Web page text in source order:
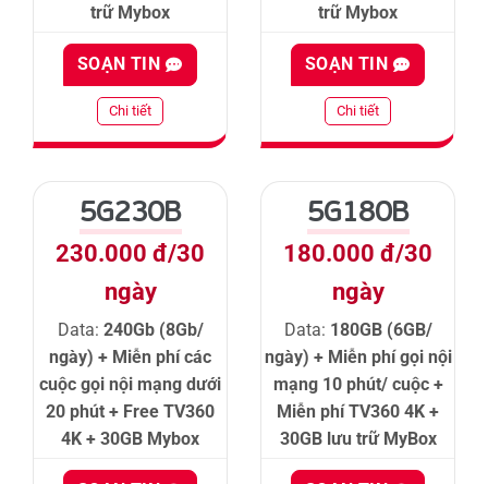
trữ Mybox
SOẠN TIN
Chi tiết
trữ Mybox
SOẠN TIN
Chi tiết
5G230B
230.000 đ/30
ngày
Data: 240Gb (8Gb/
ngày) + Miễn phí các
cuộc gọi nội mạng dưới
20 phút + Free TV360
4K + 30GB Mybox
5G180B
180.000 đ/30
ngày
Data: 180GB (6GB/
ngày) + Miễn phí gọi nội
mạng 10 phút/ cuộc +
Miễn phí TV360 4K +
30GB lưu trữ MyBox